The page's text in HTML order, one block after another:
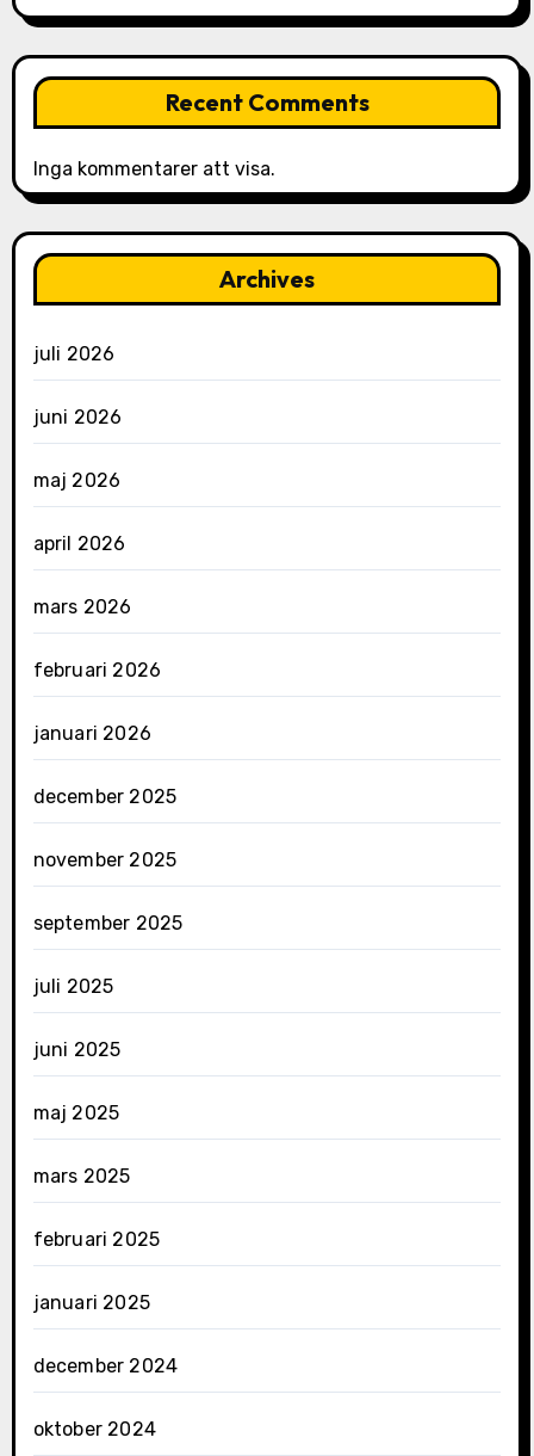
Recent Comments
Inga kommentarer att visa.
Archives
juli 2026
juni 2026
maj 2026
april 2026
mars 2026
februari 2026
januari 2026
december 2025
november 2025
september 2025
juli 2025
juni 2025
maj 2025
mars 2025
februari 2025
januari 2025
december 2024
oktober 2024